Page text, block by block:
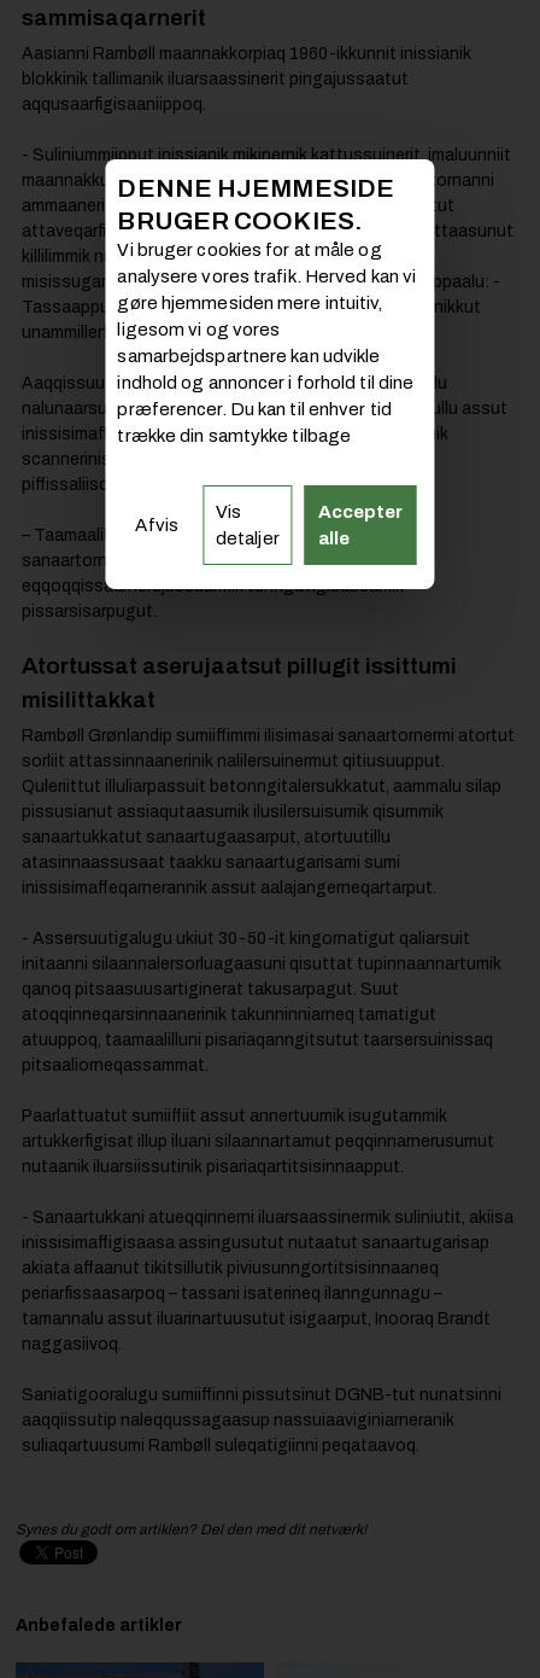
sammisaqarnerit
Aasianni Rambøll maannakkorpiaq 1960-ikkunnit inissianik
blokkinik tallimanik iluarsaassinerit pingajussaatut
aqqusaarfigisaaniippoq.
- Suliniummiipput inissianik mikinernik kattussuinerit, imaluunniit
maannakkut pisariaqartitanut inissaqalersillugu init akornanni
ammaanerit. Aamma inissisimaffigisani killeqanngitsutut
attaveqarfilittut tikitaqarsinnaassuseq, aammalu innuttaasunut
killilimmik nikissinnaassusilinnut sianiginninneq
misissugaraagut, Inooraq Brandt oqaluttuarpoq, ilaliuppaalu: -
Tassaapput suliassat pissanganarlutillu nutaaliorniarnikkut
unammillerfissallit.
Aaqqissuussaasumik 3D-mik scannerineq, digitaalimillu
nalunaarsuineq aningaasaqarnermut piffissalersuutinullu assut
inissisimaffeqarput. Takusaanermi siullermi annertuumik
scannerinissamut qanoq ililluni annertunermik
piffissaliisoqartarneq Brandtip oqaluttuaraa:
– Taamaalilluta suliassap piareersarneranut, aamma
sanaartornermi ingerlatarisamut tamarmiusumut
eqqoqqissaarnerujussuarmik tunngavigisassamik
pissarsisarpugut.
Atortussat aserujaatsut pillugit issittumi
misilittakkat
Rambøll Grønlandip sumiiffimmi ilisimasai sanaartornermi atortut
sorliit attassinnaanerinik nalilersuinermut qitiusuupput.
Quleriittut illuliarpassuit betonngitalersukkatut, aammalu silap
pissusianut assiaqutaasumik ilusilersuisumik qisummik
sanaartukkatut sanaartugaasarput, atortuutillu
atasinnaassusaat taakku sanaartugarisami sumi
inissisimaffeqarnerannik assut aalajangerneqartarput.
- Assersuutigalugu ukiut 30-50-it kingornatigut qaliarsuit
initaanni silaannalersorluagaasuni qisuttat tupinnaannartumik
qanoq pitsaasuusartiginerat takusarpagut. Suut
atoqqinneqarsinnaanerinik takunninniarneq tamatigut
atuuppoq, taamaalilluni pisariaqanngitsutut taarsersuinissaq
pitsaaliorneqassammat.
Paarlattuatut sumiiffiit assut annertuumik isugutammik
artukkerfigisat illup iluani silaannartamut peqqinnarnerusumut
nutaanik iluarsiissutinik pisariaqartitsisinnaapput.
- Sanaartukkani atueqqinnerni iluarsaassinermik suliniutit, akiisa
inissisimaffigisaasa assingusutut nutaatut sanaartugarisap
akiata affaanut tikitsillutik piviusunngortitsisinnaaneq
periarfissaasarpoq – tassani isaterineq ilanngunnagu –
tamannalu assut iluarinartuusutut isigaarput, Inooraq Brandt
naggasiivoq.
Saniatigooralugu sumiiffinni pissutsinut DGNB-tut nunatsinni
aaqqiissutip naleqqussagaasup nassuiaaviginiarneranik
suliaqartuusumi Rambøll suleqatigiinni peqataavoq.
Synes du godt om artiklen? Del den med dit netværk!
Anbefalede artikler
DENNE HJEMMESIDE
BRUGER COOKIES.
Vi bruger cookies for at måle og
analysere vores trafik. Herved kan vi
gøre hjemmesiden mere intuitiv,
ligesom vi og vores
samarbejdspartnere kan udvikle
indhold og annoncer i forhold til dine
præferencer. Du kan til enhver tid
trække din samtykke tilbage
Afvis
Vis
detaljer
Accepter
alle